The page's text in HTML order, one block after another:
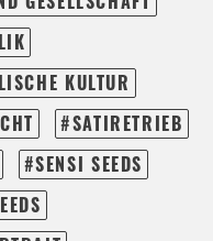
KULTUR
SATIRETRIEB
SENSI SEEDS